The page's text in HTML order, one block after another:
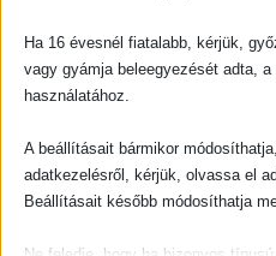
és több olyan szolgálatot is
megfeledkezünk.
Imádság.George imádkozott az
imádkozhasson értük, amikor a
térerő a telefonján. Ha nem tudott
mindig ott volt Isten, akivel
Ha 16 évesnél fiatalabb, kérjük,
vagy gyámja beleegyezését adta,
használatához.
A beállításait bármikor
adatkezelésről, kérjük, olvassa el
Beállításait később módosíthatja